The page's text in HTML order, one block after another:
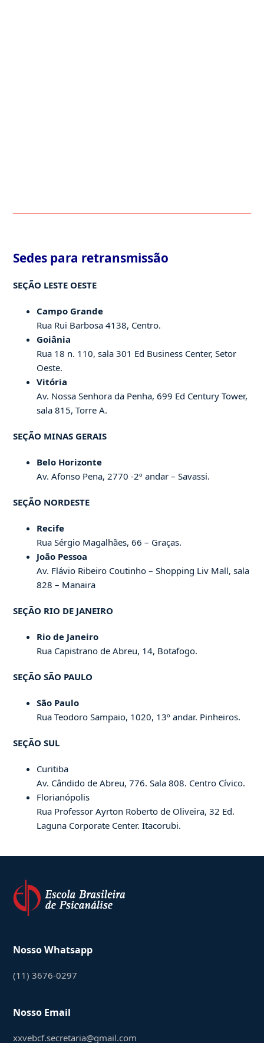
Sedes para retransmissão
SEÇÃO LESTE OESTE
Campo Grande
Rua Rui Barbosa 4138, Centro.
Goiânia
Rua 18 n. 110, sala 301 Ed Business Center, Setor
Oeste.
Vitória
Av. Nossa Senhora da Penha, 699 Ed Century Tower,
sala 815, Torre A.
SEÇÃO MINAS GERAIS
Belo Horizonte
Av. Afonso Pena, 2770 -2º andar – Savassi.
SEÇÃO NORDESTE
Recife
Rua Sérgio Magalhães, 66 – Graças.
João Pessoa
Av. Flávio Ribeiro Coutinho – Shopping Liv Mall, sala
828 – Manaira
SEÇÃO RIO DE JANEIRO
Rio de Janeiro
Rua Capistrano de Abreu, 14, Botafogo.
SEÇÃO SÃO PAULO
São Paulo
Rua Teodoro Sampaio, 1020, 13º andar. Pinheiros.
SEÇÃO SUL
Curitiba
Av. Cândido de Abreu, 776. Sala 808. Centro Cívico.
Florianópolis
Rua Professor Ayrton Roberto de Oliveira, 32 Ed.
Laguna Corporate Center. Itacorubi.
Nosso Whatsapp
(11) 3676-0297
Nosso Email
xxvebcf.secretaria@gmail.com